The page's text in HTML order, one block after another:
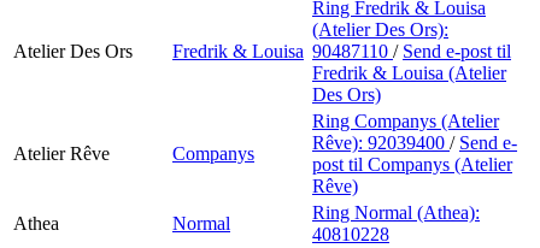
Atelier Des Ors Fredrik & Louisa
Ring Fredrik & Louisa
(Atelier Des Ors):
90487110 / Send e-post til
Fredrik & Louisa (Atelier
Des Ors)
Atelier Rêve Companys
Ring Companys (Atelier
Rêve): 92039400 / Send e-
post til Companys (Atelier
Rêve)
Athea
Normal
Ring Normal (Athea):
40810228